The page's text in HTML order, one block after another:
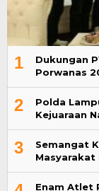
1
Dukungan
Porwanas
2
Polda
Kejuaraan
3
Semangat
Masyarakat
Enam Atlet